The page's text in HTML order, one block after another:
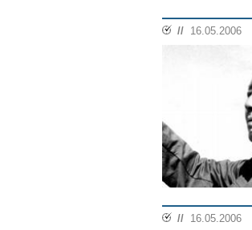
// 16.05.2006
// 16.05.2006